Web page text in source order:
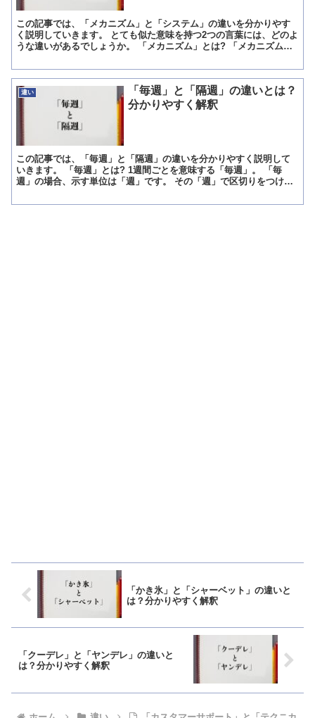
この記事では、「メカニズム」と「システム」の違いを分かりやす
く説明していきます。 とても似た意味を持つ2つの言葉には、どのよ
うな違いがあるでしょうか。 「メカニズム」とは? 「メカニズム」
違い
「毎週」と「隔週」の違いとは？
分かりやすく解釈
この記事では、「毎週」と「隔週」の違いを分かりやすく説明して
いきます。 「毎週」とは? 1週間ごとを意味する「毎週」。 「毎
週」の場合、示す単位は「週」です。 その「週」で区切りをつけ意
「かき氷」と「シャーベット」の違いと
は？分かりやすく解釈
「クーデレ」と「ヤンデレ」の違いと
は？分かりやすく解釈